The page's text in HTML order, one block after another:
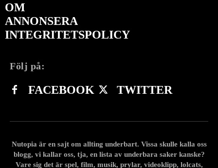
OM
ANNONSERA
INTEGRITETSPOLICY
Följ på:
FACEBOOK TWITTER
Nutopia är en sajt om allting underbart. Vissa skulle kalla oss
blogg, vi kallar oss, tja, en lista av underbara saker kanske?
Vare sig det är spel, film, musik, prylar, videoklipp, lolcats,